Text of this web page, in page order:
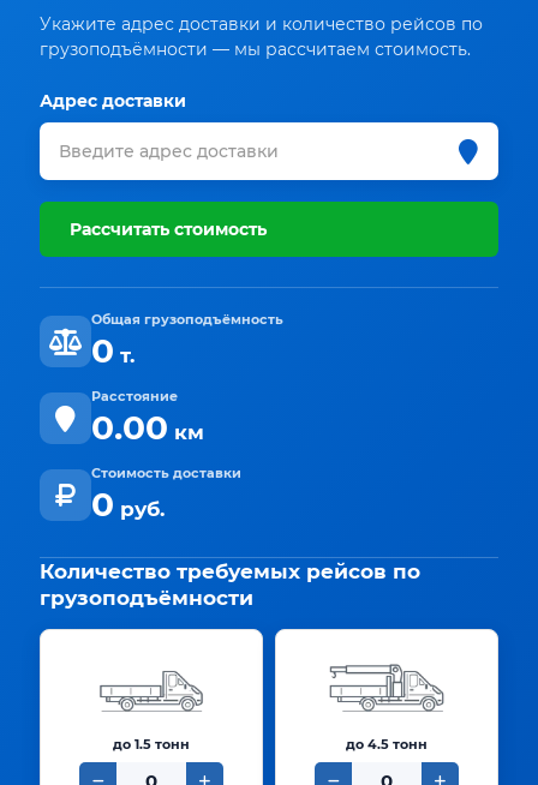
Укажите адрес доставки и количество рейсов по
грузоподъёмности — мы рассчитаем стоимость.
Адрес доставки
Рассчитать стоимость
Общая грузоподъёмность
0 т.
Расстояние
0.00 км
Стоимость доставки
0 руб.
Количество требуемых рейсов по
грузоподъёмности
до 1.5 тонн до 4.5 тонн